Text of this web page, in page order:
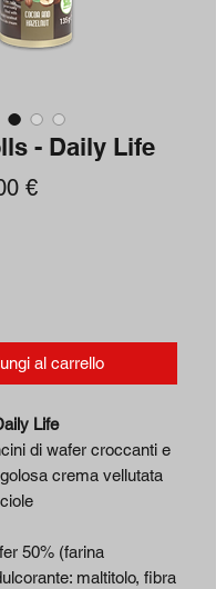
- Daily Life
€Prezzo
al carrello
Life
di wafer croccanti e
crema vellutata
50% (farina
maltitolo, fibra